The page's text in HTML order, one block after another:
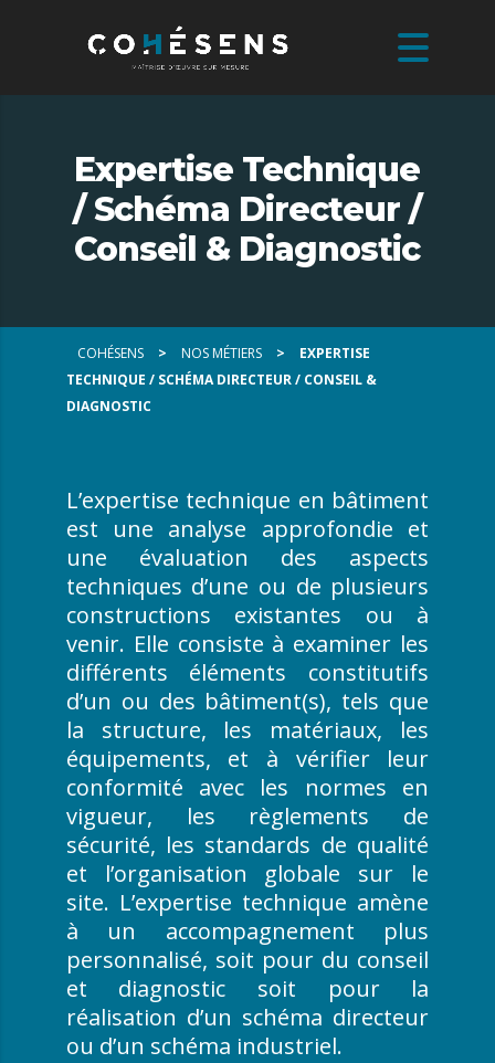
Expertise Technique
/ Schéma Directeur /
Conseil & Diagnostic
COHÉSENS > NOS MÉTIERS >
EXPERTISE
TECHNIQUE / SCHÉMA DIRECTEUR / CONSEIL &
DIAGNOSTIC
L’expertise technique en bâtiment
est une analyse approfondie et
une évaluation des aspects
techniques d’une ou de plusieurs
constructions existantes ou à
venir. Elle consiste à examiner les
différents éléments constitutifs
d’un ou des bâtiment(s), tels que
la structure, les matériaux, les
équipements, et à vérifier leur
conformité avec les normes en
vigueur, les règlements de
sécurité, les standards de qualité
et l’organisation globale sur le
site. L’expertise technique amène
à un accompagnement plus
personnalisé, soit pour du conseil
et diagnostic soit pour la
réalisation d’un schéma directeur
ou d’un schéma industriel.